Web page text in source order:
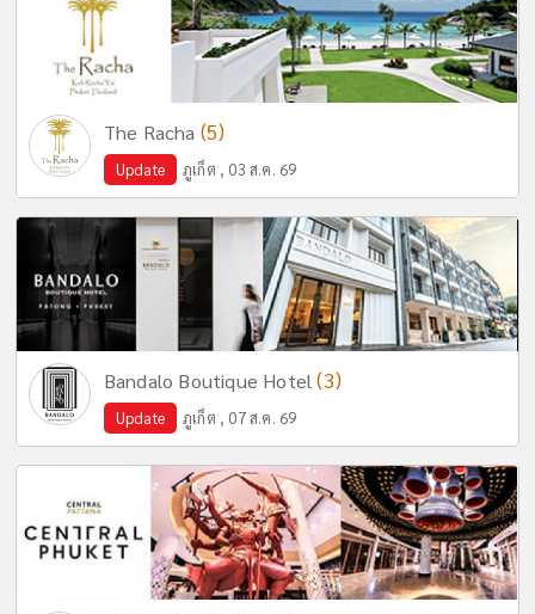
The Racha (5)
Update ภูเก็ต , 03 ส.ค. 69
Bandalo Boutique Hotel(3)
Update ภูเก็ต , 07 ส.ค. 69